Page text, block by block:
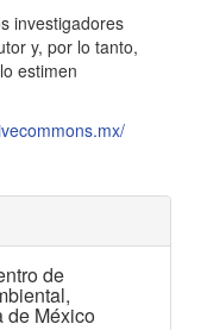
investigadores
y, por lo tanto,
estimen
de
de México